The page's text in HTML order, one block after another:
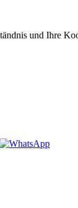
und Ihre